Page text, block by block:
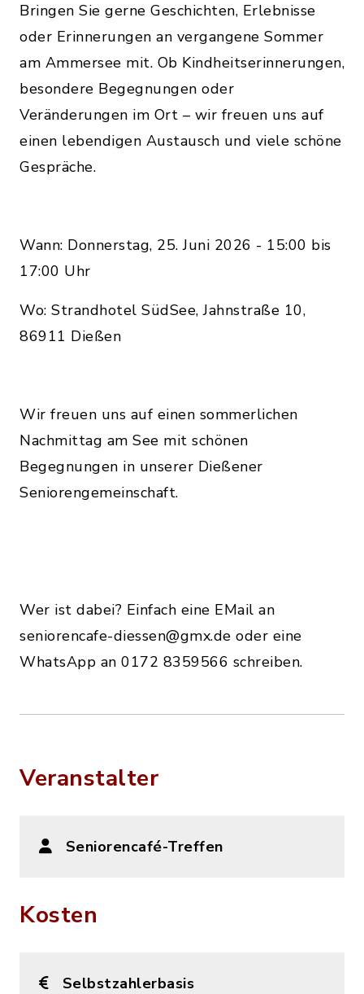
Bringen Sie gerne Geschichten, Erlebnisse
oder Erinnerungen an vergangene Sommer
am Ammersee mit. Ob Kindheitserinnerungen,
besondere Begegnungen oder
Veränderungen im Ort – wir freuen uns auf
einen lebendigen Austausch und viele schöne
Gespräche.
Wann: Donnerstag, 25. Juni 2026 - 15:00 bis
17:00 Uhr
Wo: Strandhotel SüdSee, Jahnstraße 10,
86911 Dießen
Wir freuen uns auf einen sommerlichen
Nachmittag am See mit schönen
Begegnungen in unserer Dießener
Seniorengemeinschaft.
Wer ist dabei? Einfach eine EMail an
seniorencafe-diessen@gmx.de oder eine
WhatsApp an 0172 8359566 schreiben.
Veranstalter
Seniorencafé-Treffen
Kosten
Selbstzahlerbasis